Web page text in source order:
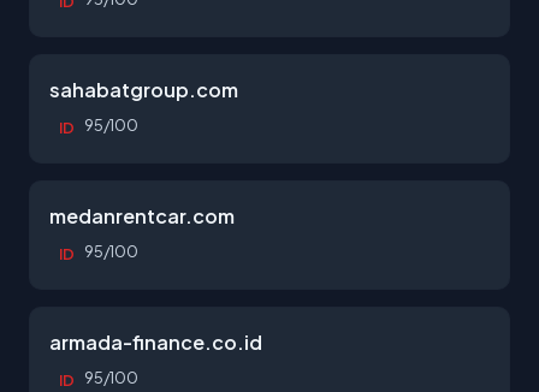
sahabatgroup.com
ID 95/100
medanrentcar.com
ID 95/100
armada-finance.co.id
ID 95/100